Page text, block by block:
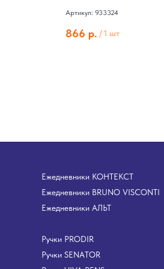
Артикул: 933324
866 р. /1 шт
Ежедневники КОНТЕКСТ
Ежедневники BRUNO VISCONTI
Ежедневники АЛЬТ
Ручки PRODIR
Ручки SENATOR